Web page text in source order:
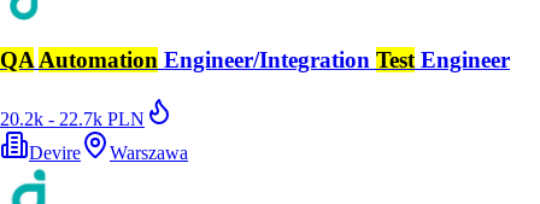
QA Automation Engineer/Integration Test Engineer
20.2k - 22.7k PLN
Devire
Warszawa